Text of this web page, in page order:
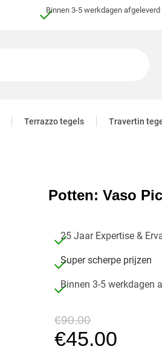
Binnen 3-5 werkdagen afgeleverd
Terrazzo tegels Travertin
Potten: Vaso
25 Jaar Expertise &
Super scherpe prijzen
Binnen 3-5 werkdagen
€90.00
€45.00